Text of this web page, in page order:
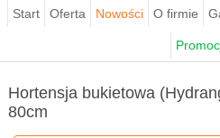
Start Oferta Nowości O firmie
Hortensja bukietowa (Hydrangea)
Hortensja bukietowa
80cm